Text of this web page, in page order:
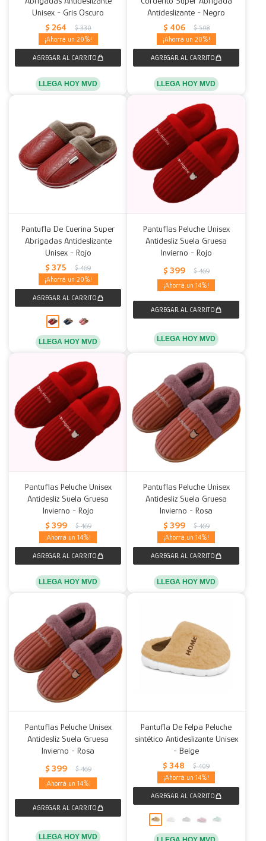
Unisex - Gris Oscuro
$ 264 $ 330
20
LLEGA HOY MVD
Antideslizante - Negro
$ 406 $ 508
20
LLEGA HOY MVD
Pantufla De Cuerina Super
Abrigadas Antideslizante
Unisex - Rojo
$ 375 $ 469
20
LLEGA HOY MVD
Pantuflas Peluche Unisex
Antidesliz Suela Gruesa
Invierno - Rojo
$ 399 $ 469
14
LLEGA HOY MVD
Pantuflas Peluche Unisex
Antidesliz Suela Gruesa
Invierno - Rojo
$ 399 $ 469
14
LLEGA HOY MVD
Pantuflas Peluche Unisex
Antidesliz Suela Gruesa
Invierno - Rosa
$ 399 $ 469
14
LLEGA HOY MVD
Pantuflas Peluche Unisex
Antidesliz Suela Gruesa
Invierno - Rosa
$ 399 $ 469
14
LLEGA HOY MVD
Pantufla De Felpa Peluche
sintético Antideslizante Unisex
- Beige
$ 348 $ 409
14
Mesas
Calefactores
Acolchados y Frazadas
Fundas
Decoración
Accesorios para el hogar
Herramientas
Accesorios
Muebles Infantiles